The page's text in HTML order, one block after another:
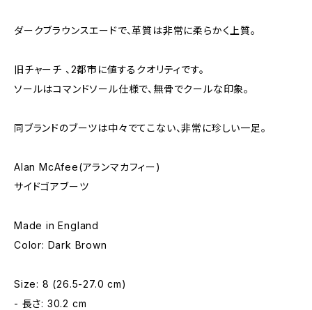
ダークブラウンスエードで、革質は非常に柔らかく上質。
旧チャーチ 、2都市に値するクオリティです。
ソールはコマンドソール仕様で、無骨でクールな印象。
同ブランドのブーツは中々でてこない、非常に珍しい一足。
Alan McAfee(アランマカフィー)
サイドゴアブーツ
Made in England
Color: Dark Brown
Size: 8 (26.5-27.0 cm)
- 長さ: 30.2 cm